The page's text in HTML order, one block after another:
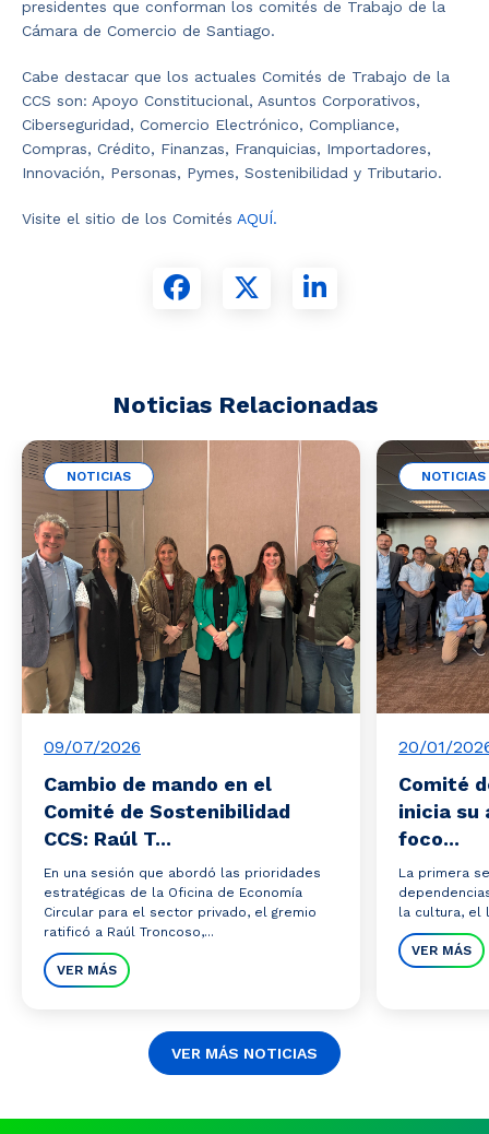
presidentes que conforman los comités de Trabajo de la
Cámara de Comercio de Santiago.
Cabe destacar que los actuales Comités de Trabajo de la
CCS son: Apoyo Constitucional, Asuntos Corporativos,
Ciberseguridad, Comercio Electrónico, Compliance,
Compras, Crédito, Finanzas, Franquicias, Importadores,
Innovación, Personas, Pymes, Sostenibilidad y Tributario.
Visite el sitio de los Comités AQUÍ.
Noticias Relacionadas
NOTICIAS
09/07/2026
Cambio de mando en el
Comité de Sostenibilidad
CCS: Raúl T...
En una sesión que abordó las prioridades
estratégicas de la Oficina de Economía
Circular para el sector privado, el gremio
ratificó a Raúl Troncoso,...
VER MÁS
NOTICIAS
20/01/
Comité
inicia su
foco...
La primera
la cultura, el
VER MÁS
VER MÁS NOTICIAS